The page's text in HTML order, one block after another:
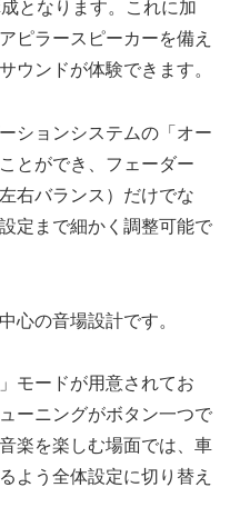
となります。これに加
ピラースピーカーを備え
ウンドが体験できます。
ションシステムの「オー
とができ、フェーダー
右バランス）だけでな
定まで細かく調整可能で
心の音場設計です。
モードが用意されてお
ーニングがボタン一つで
楽を楽しむ場面では、車
よう全体設定に切り替え